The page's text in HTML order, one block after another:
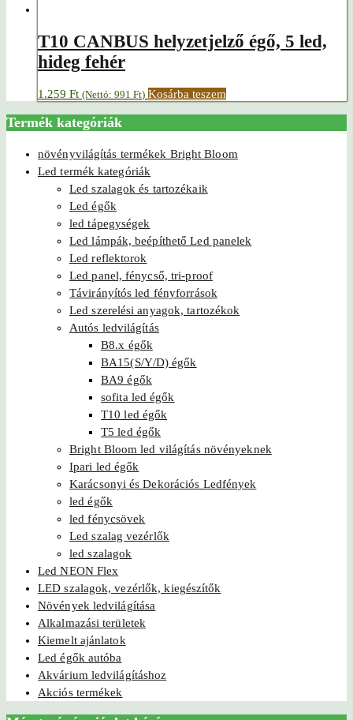
T10 CANBUS helyzetjelző égő, 5 led,
hideg fehér
1.259 Ft (Nettó: 991 Ft) Kosárba teszem
Termék kategóriák
növényvilágítás termékek Bright Bloom
Led termék kategóriák
Led szalagok és tartozékaik
Led égők
led tápegységek
Led lámpák, beépíthető Led panelek
Led reflektorok
Led panel, fénycső, tri-proof
Távirányítós led fényforrások
Led szerelési anyagok, tartozékok
Autós ledvilágítás
B8.x égők
BA15(S/Y/D) égők
BA9 égők
sofita led égők
T10 led égők
T5 led égők
Bright Bloom led világítás növényeknek
Ipari led égők
Karácsonyi és Dekorációs Ledfények
led égők
led fénycsövek
Led szalag vezérlők
led szalagok
Led NEON Flex
LED szalagok, vezérlők, kiegészítők
Növények ledvilágítása
Alkalmazási területek
Kiemelt ajánlatok
Led égők autóba
Akvárium ledvilágításhoz
Akciós termékek